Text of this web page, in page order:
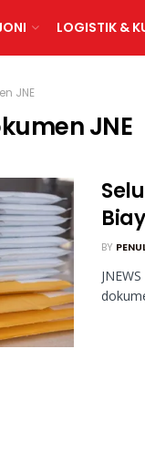
LOGISTIK &
JNE
JNE
BY